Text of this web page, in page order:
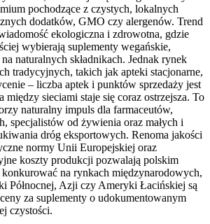
pochodzące z czystych, lokalnych
dodatków, GMO czy alergenów. Trend
ekologiczna i zdrowotna, gdzie
wybierają suplementy wegańskie,
naturalnych składnikach. Jednak rynek
tradycyjnych, takich jak apteki stacjonarne,
– liczba aptek i punktów sprzedaży jest
między sieciami staje się coraz ostrzejsza. To
naturalny impuls dla farmaceutów,
specjalistów od żywienia oraz małych i
dróg eksportowych. Renoma jakości
normy Unii Europejskiej oraz
koszty produkcji pozwalają polskim
na rynkach międzynarodowych,
Północnej, Azji czy Ameryki Łacińskiej są
za suplementy o udokumentowanym
czystości.